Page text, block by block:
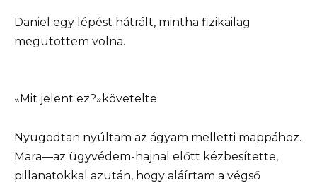
Daniel egy lépést hátrált, mintha fizikailag
megütöttem volna.
«Mit jelent ez?»követelte.
Nyugodtan nyúltam az ágyam melletti mappához.
Mara—az ügyvédem-hajnal előtt kézbesítette,
pillanatokkal azután, hogy aláírtam a végső